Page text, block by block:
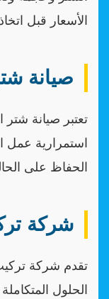
الأسعار قبل
صيانة
تعتبر صيانة شتر
استمرارية عمل
الحفاظ على
شركة
تقدم شركة
الحلول